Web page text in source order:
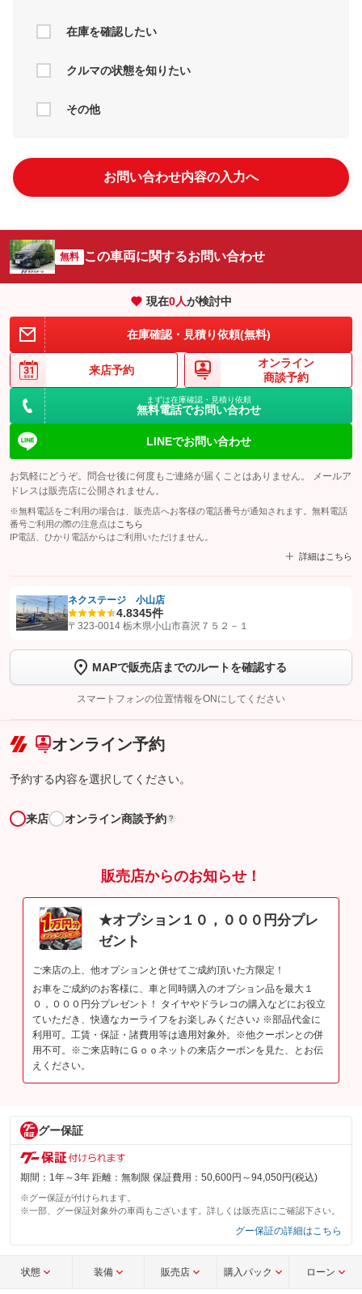
在庫を確認したい
クルマの状態を知りたい
その他
お問い合わせ内容の入力へ
無料 この車両に関するお問い合わせ
現在0人が検討中
在庫確認・見積り依頼(無料)
来店予約
オンライン
商談予約
まずは在庫確認・見積り依頼
無料電話でお問い合わせ
LINEでお問い合わせ
お気軽にどうぞ。問合せ後に何度もご連絡が届くことはありません。 メールア
ドレスは販売店に公開されません。
※無料電話をご利用の場合は、販売店へお客様の電話番号が通知されます。無料電話
番号ご利用の際の注意点は こちら
IP電話、ひかり電話からはご利用いただけません。
詳細はこちら
【STEP1】認証画面でグーネットを友だち追加してから「許可する」ボタンを押
トーク画面で
ボタンをタップして問い合わせを
完了してください。
こちら
ネクステージ 小山店
4.8345件
〒323-0014 栃木県小山市喜沢７５２－１
MAPで販売店までのルートを確認する
スマートフォンの位置情報をONにしてください
オンライン予約
予約する内容を選択してください。
来店 オンライン商談予約 ?
販売店からのお知らせ！
★オプション１０，０００円分プレ
ゼント
ご来店の上、他オプションと併せてご成約頂いた方限定！
お車をご成約のお客様に、車と同時購入のオプション品を最大１
０，０００円分プレゼント！ タイヤやドラレコの購入などにお役立
ていただき、快適なカーライフをお楽しみください♪ ※部品代金に
利用可。工賃・保証・諸費用等は適用対象外。※他クーポンとの併
用不可。※ご来店時にＧｏｏネットの来店クーポンを見た、とお伝
えください。
グー保証
期間：1年～3年 距離：無制限 保証費用：50,600円～94,050円(税込)
※グー保証が付けられます。
※一部、グー保証対象外の車両もございます。詳しくは販売店にご確認下さい。
グー保証の詳細はこちら
状態 装備 販売店 購入パック ローン